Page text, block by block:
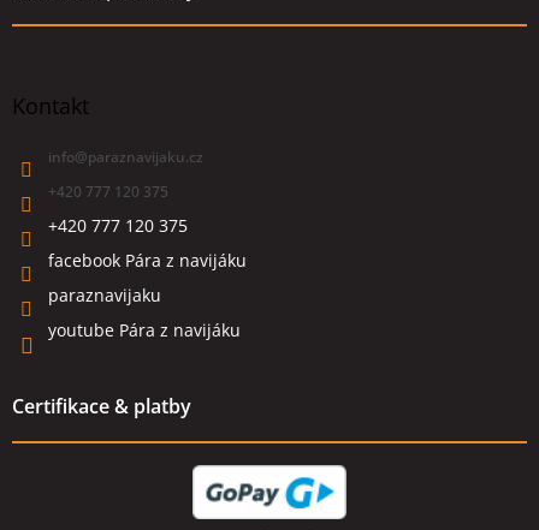
Kontakt
info@paraznavijaku.cz
+420 777 120 375
+420 777 120 375
facebook Pára z navijáku
paraznavijaku
youtube Pára z navijáku
Certifikace & platby